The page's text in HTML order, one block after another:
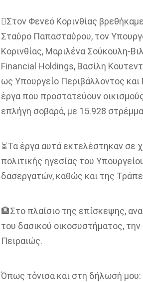
🪾Στον Φενεό Κορινθίας
Σταύρο Παπασταύρου, τον
Κορινθίας, Μαριλένα Σούκουλη-
Financial Holdings, Βασίλη
ως Υπουργείο Περιβάλλοντος και
έργα που προστατεύουν
επλήγη σοβαρά, με 15.928
⏳Τα έργα αυτά εκτελέστηκαν σε
πολιτικής ηγεσίας του
δασεργατών, καθώς και της
🏦Στο πλαίσιο της επίσκεψης,
του δασικού οικοσυστήματος,
Πειραιώς.
Όπως τόνισα και στη δήλωσή μου: